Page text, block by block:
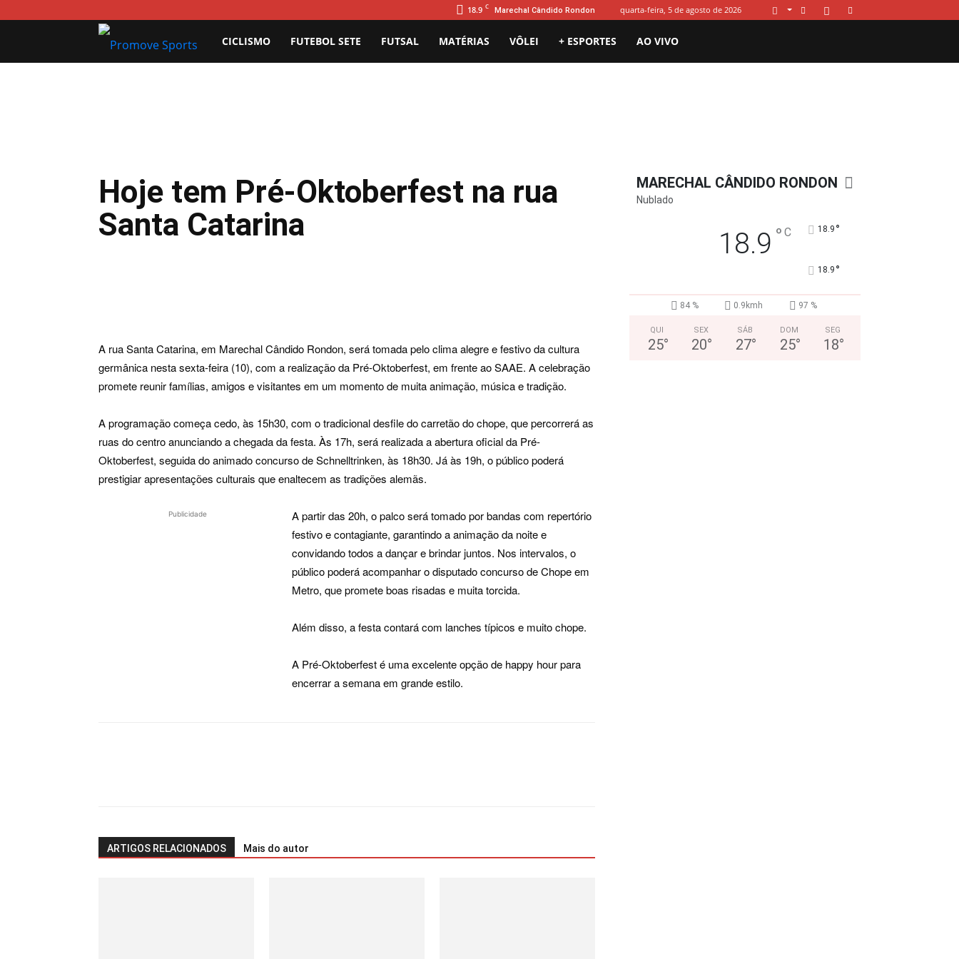
18.9 C Marechal Cândido Rondon quarta-feira, 5 de agosto de 2026
Promove
CICLISMO FUTEBOL SETE FUTSAL MATÉRIAS VÔLEI + ESPORTES AO VIVO
Hoje tem Pré-Oktoberfest na rua
Santa Catarina
A rua Santa Catarina, em Marechal Cândido Rondon, será tomada pelo clima alegre e festivo da cultura
germânica nesta sexta-feira (10), com a realização da Pré-Oktoberfest, em frente ao SAAE. A celebração
promete reunir famílias, amigos e visitantes em um momento de muita animação, música e tradição.
A programação começa cedo, às 15h30, com o tradicional desfile do carretão do chope, que percorrerá as
ruas do centro anunciando a chegada da festa. Às 17h, será realizada a abertura oficial da Pré-
Oktoberfest, seguida do animado concurso de Schnelltrinken, às 18h30. Já às 19h, o público poderá
prestigiar apresentações culturais que enaltecem as tradições alemãs.
Publicidade
A partir das 20h, o palco será tomado por bandas com repertório
festivo e contagiante, garantindo a animação da noite e
convidando todos a dançar e brindar juntos. Nos intervalos, o
público poderá acompanhar o disputado concurso de Chope em
Metro, que promete boas risadas e muita torcida.
Além disso, a festa contará com lanches típicos e muito chope.
A Pré-Oktoberfest é uma excelente opção de happy hour para
encerrar a semana em grande estilo.
ARTIGOS RELACIONADOS Mais do autor
MARECHAL CÂNDIDO RONDON
Nublado
18.9 ° C 18.9 °
18.9 °
84 % 0.9kmh 97 %
QUI
25°
SEX
20°
SÁB
27°
DOM
25°
SEG
18°